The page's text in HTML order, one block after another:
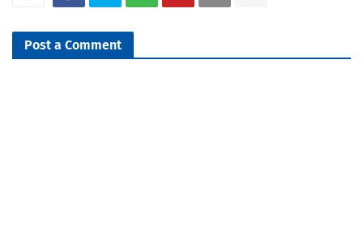
Post a Comment